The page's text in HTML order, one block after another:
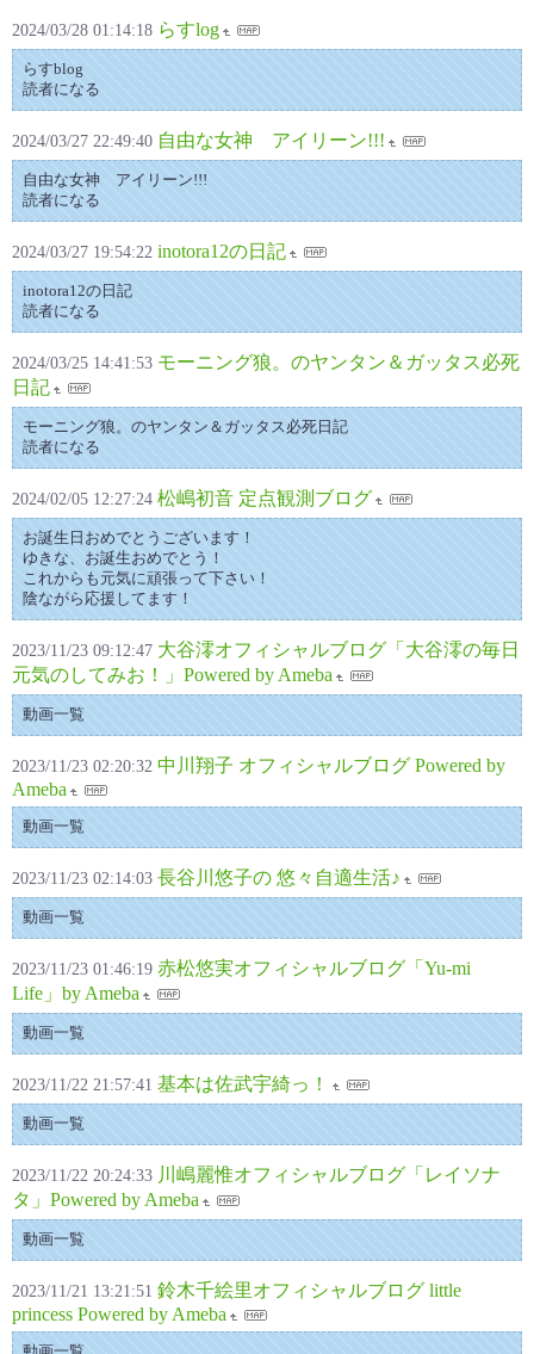
2024/03/28 01:14:18 らすlog
らすblog
読者になる
2024/03/27 22:49:40 自由な女神 アイリーン!!!
自由な女神 アイリーン!!!
読者になる
2024/03/27 19:54:22 inotora12の日記
inotora12の日記
読者になる
2024/03/25 14:41:53 モーニング狼。のヤンタン＆ガッタス必死
日記
モーニング狼。のヤンタン＆ガッタス必死日記
読者になる
2024/02/05 12:27:24 松嶋初音 定点観測ブログ
お誕生日おめでとうございます！
ゆきな、お誕生おめでとう！
これからも元気に頑張って下さい！
陰ながら応援してます！
2023/11/23 09:12:47 大谷澪オフィシャルブログ「大谷澪の毎日
元気のしてみお！」Powered by Ameba
動画一覧
2023/11/23 02:20:32 中川翔子 オフィシャルブログ Powered by
Ameba
動画一覧
2023/11/23 02:14:03 長谷川悠子の 悠々自適生活♪
動画一覧
2023/11/23 01:46:19 赤松悠実オフィシャルブログ「Yu-mi
Life」by Ameba
動画一覧
2023/11/22 21:57:41 基本は佐武宇綺っ！
動画一覧
2023/11/22 20:24:33 川嶋麗惟オフィシャルブログ「レイソナ
タ」Powered by Ameba
動画一覧
2023/11/21 13:21:51 鈴木千絵里オフィシャルブログ little
princess Powered by Ameba